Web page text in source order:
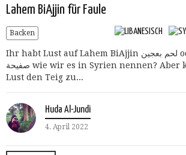
Lahem BiAjjin für Faule
Backen
Ihr habt Lust auf Lahem BiAjjin لحم بعجين oder Sfiha
صفيحة wie wir es in Syrien nennen? Aber keine Zeit und
Lust den Teig zu...
Huda Al-Jundi
4. April 2022